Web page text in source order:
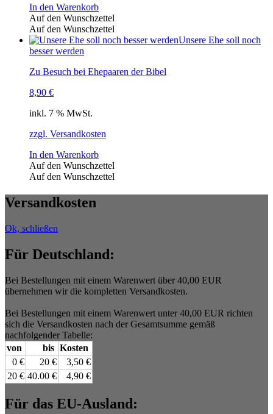
In den Warenkorb
Auf den Wunschzettel
Auf den Wunschzettel
Unsere Ehe soll noch
besser werden
Zu Besuch bei Ehepaaren der Bibel
8,90 €
inkl. 7 % MwSt.
zzgl. Versandkosten
In den Warenkorb
Auf den Wunschzettel
Auf den Wunschzettel
Versandkosten
Ok, schließen
Für Deutschland:
Bei Bestellungen mit einem Warenwert über 40,00 EUR
übernehmen wir die kompletten Versandkosten.
Bei Bestellungen mit einem Warenwert unter 40,00 EUR richten
sich die Versandkosten nach der Gesamtsumme gemäß
nachfolgender Tabelle:
von
bis Kosten
0 €
20 €
3,50 €
20 € 40.00 € 4,90 €
Für das EU-Ausland: